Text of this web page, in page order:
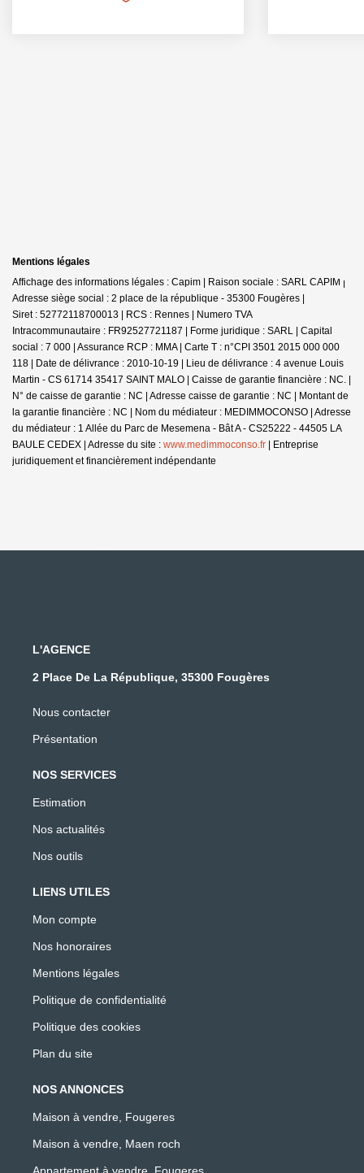
Mentions légales
Affichage des informations légales : Capim | Raison sociale : SARL CAPIM |
Adresse siège social : 2 place de la république - 35300 Fougères |
Siret : 52772118700013 | RCS : Rennes | Numero TVA
Intracommunautaire : FR92527721187 | Forme juridique : SARL | Capital
social : 7 000 | Assurance RCP : MMA | Carte T : n°CPI 3501 2015 000 000
118 | Date de délivrance : 2010-10-19 | Lieu de délivrance : 4 avenue Louis
Martin - CS 61714 35417 SAINT MALO | Caisse de garantie financière : NC. |
N° de caisse de garantie : NC | Adresse caisse de garantie : NC | Montant de
la garantie financière : NC | Nom du médiateur : MEDIMMOCONSO | Adresse
du médiateur : 1 Allée du Parc de Mesemena - Bât A - CS25222 - 44505 LA
BAULE CEDEX | Adresse du site : www.medimmoconso.fr | Entreprise
juridiquement et financièrement indépendante
L'AGENCE
2 Place De La République, 35300 Fougères
Nous contacter
Présentation
NOS SERVICES
Estimation
Nos actualités
Nos outils
LIENS UTILES
Mon compte
Nos honoraires
Mentions légales
Politique de confidentialité
Politique des cookies
Plan du site
NOS ANNONCES
Maison à vendre, Fougeres
Maison à vendre, Maen roch